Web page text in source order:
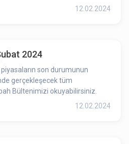
Daha ciddi durumlarda, beş
12.02.2024
2024
son durumunun
gerçekleşecek tüm
Bültenimizi okuyabilirsiniz.
12.02.2024